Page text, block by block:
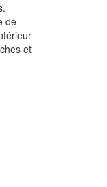
de
et